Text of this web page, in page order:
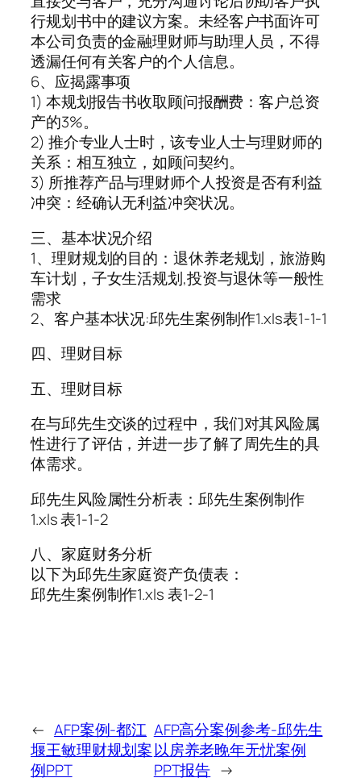
行规划书中的建议方案。未经客户书面许可
本公司负责的金融理财师与助理人员，不得
透漏任何有关客户的个人信息。
6、应揭露事项
1) 本规划报告书收取顾问报酬费：客户总资
产的3%。
2) 推介专业人士时，该专业人士与理财师的
关系：相互独立，如顾问契约。
3) 所推荐产品与理财师个人投资是否有利益
冲突：经确认无利益冲突状况。
三、基本状况介绍
1、理财规划的目的：退休养老规划，旅游购
车计划，子女生活规划,投资与退休等一般性
需求
2、客户基本状况:邱先生案例制作1.xls表1-1-1
四、理财目标
五、理财目标
在与邱先生交谈的过程中，我们对其风险属
性进行了评估，并进一步了解了周先生的具
体需求。
邱先生风险属性分析表：邱先生案例制作
1.xls 表1-1-2
八、家庭财务分析
以下为邱先生家庭资产负债表：
邱先生案例制作1.xls 表1-2-1
← AFP案例-都江
堰王敏理财规划案
例PPT
AFP高分案例参考-邱先生
以房养老晚年无忧案例
PPT报告 →